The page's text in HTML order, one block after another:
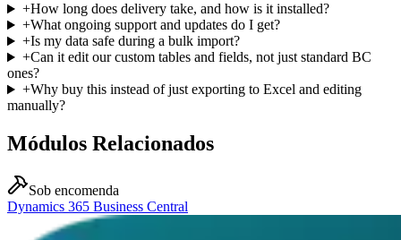
+How long does delivery take, and how is it installed?
+What ongoing support and updates do I get?
+Is my data safe during a bulk import?
+Can it edit our custom tables and fields, not just standard BC
ones?
+Why buy this instead of just exporting to Excel and editing
manually?
Módulos Relacionados
Sob encomenda
Dynamics 365 Business Central